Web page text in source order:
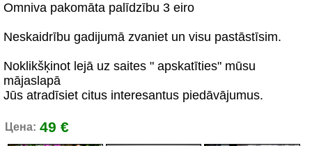
Omniva pakomāta palīdzību 3 eiro
Neskaidrību gadijumā zvaniet un visu pastāstīsim.
Noklikšķinot lejā uz saites " apskatīties" mūsu
mājaslapā
Jūs atradīsiet citus interesantus piedāvājumus.
Цена: 49 €